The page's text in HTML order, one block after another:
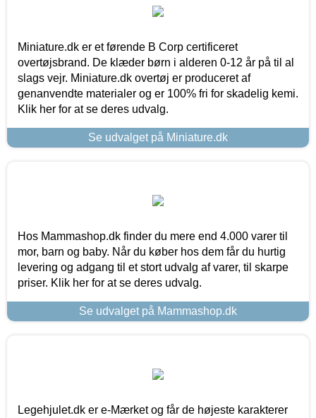
Miniature.dk er et førende B Corp certificeret
overtøjsbrand. De klæder børn i alderen 0-12 år på til al
slags vejr. Miniature.dk overtøj er produceret af
genanvendte materialer og er 100% fri for skadelig kemi.
Klik her for at se deres udvalg.
Se udvalget på Miniature.dk
Hos Mammashop.dk finder du mere end 4.000 varer til
mor, barn og baby. Når du køber hos dem får du hurtig
levering og adgang til et stort udvalg af varer, til skarpe
priser. Klik her for at se deres udvalg.
Se udvalget på Mammashop.dk
Legehjulet.dk er e-Mærket og får de højeste karakterer